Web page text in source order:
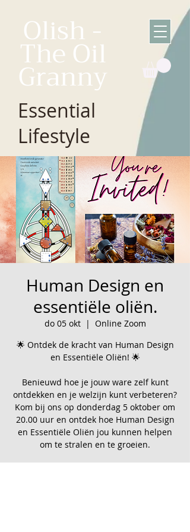
Olish -
The Oil
Granny
Essential
Lifestyle
Human Design en
essentiële oliën.
do 05 okt
  |
Online Zoom
🌟 Ontdek de kracht van Human Design
en Essentiële Oliën! 🌟
Benieuwd hoe je jouw ware zelf kunt
ontdekken en je welzijn kunt verbeteren?
Kom bij ons op donderdag 5 oktober om
20.00 uur en ontdek hoe Human Design
en Essentiële Oliën jou kunnen helpen
om te stralen en te groeien.